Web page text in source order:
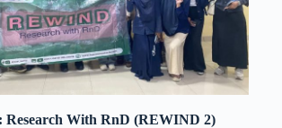
: Research With RnD (REWIND 2)